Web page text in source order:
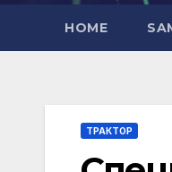
HOME
ТРАКТОР